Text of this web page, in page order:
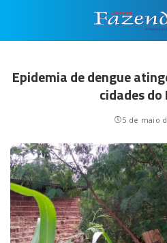
Epidemia de dengue
cidades do
5 de maio